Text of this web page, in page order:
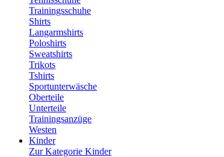
Trainingsschuhe
Shirts
Langarmshirts
Poloshirts
Sweatshirts
Trikots
Tshirts
Sportunterwäsche
Oberteile
Unterteile
Trainingsanzüge
Westen
Kinder
Zur Kategorie Kinder